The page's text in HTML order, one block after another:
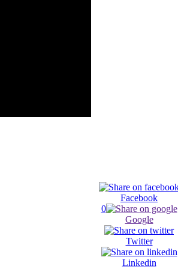
Facebook
0
Google
Twitter
Linkedin